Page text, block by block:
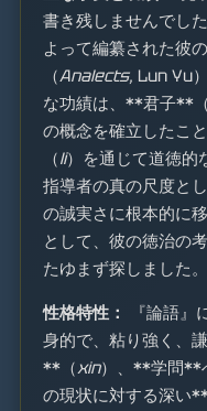
書き残しませんでし
よって編纂された彼
（Analects, Lun Yu
な功績は、**君子**（
の概念を確立したこ
（li）を通じて道徳的
指導者の真の尺度と
の誠実さに根本的に
として、彼の徳治の
たゆまず探しました。
性格特性：
『論語』
身的で、粘り強く、
**（xin）、**学問**
の現状に対する深い